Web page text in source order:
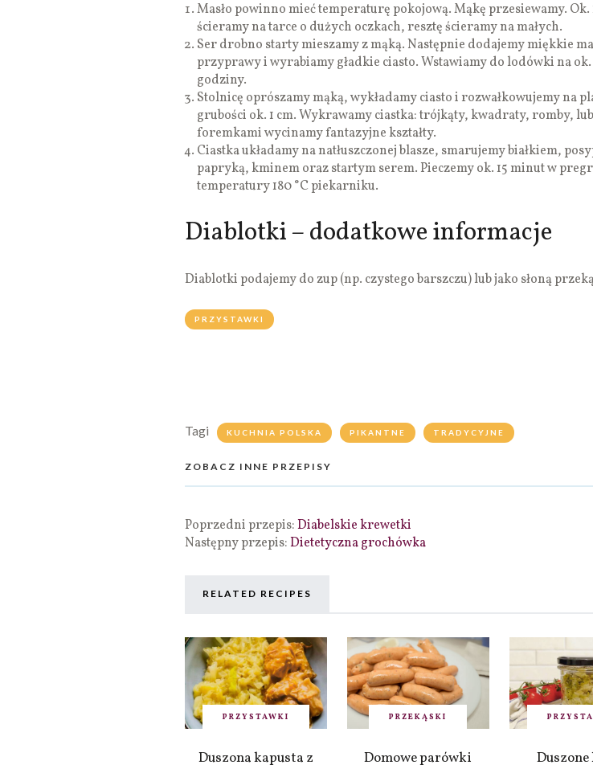
Masło powinno mieć temperaturę pokojową. Mąkę przesiewamy. Ok.
ścieramy na tarce o dużych oczkach, resztę ścieramy na małych.
Ser drobno starty mieszamy z mąką. Następnie dodajemy miękkie
przyprawy i wyrabiamy gładkie ciasto. Wstawiamy do lodówki na ok.
godziny.
Stolnicę oprószamy mąką, wykładamy ciasto i rozwałkowujemy na
grubości ok. 1 cm. Wykrawamy ciastka: trójkąty, kwadraty, romby, lub
foremkami wycinamy fantazyjne kształty.
Ciastka układamy na natłuszczonej blasze, smarujemy białkiem,
papryką, kminem oraz startym serem. Pieczemy ok. 15 minut w
temperatury 180 °C piekarniku.
Diablotki – dodatkowe informacje
Diablotki podajemy do zup (np. czystego barszczu) lub jako słoną
PRZYSTAWKI
Tagi KUCHNIA POLSKA PIKANTNE TRADYCYJNE
ZOBACZ INNE PRZEPISY
Poprzedni przepis:Diabelskie krewetki
Następny przepis:Dietetyczna grochówka
RELATED RECIPES
PRZYSTAWKI
Duszona kapusta z
PRZEKĄSKI
Domowe parówki